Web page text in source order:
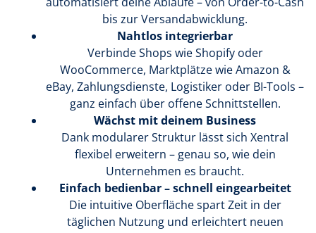
bis zur Versandabwicklung.
Nahtlos integrierbar
Verbinde Shops wie Shopify oder
WooCommerce, Marktplätze wie Amazon &
eBay, Zahlungsdienste, Logistiker oder BI-Tools –
ganz einfach über offene Schnittstellen.
Wächst mit deinem Business
Dank modularer Struktur lässt sich Xentral
flexibel erweitern – genau so, wie dein
Unternehmen es braucht.
Einfach bedienbar – schnell eingearbeitet
Die intuitive Oberfläche spart Zeit in der
täglichen Nutzung und erleichtert neuen